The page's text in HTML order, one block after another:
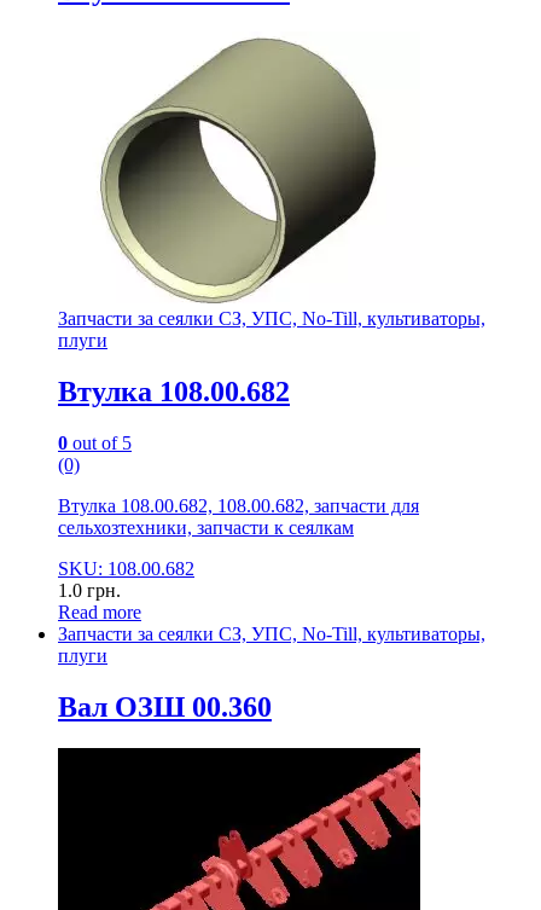
Запчасти за сеялки СЗ, УПС, No-Till, культиваторы,
плуги
Втулка 108.00.682
0 out of 5
(0)
Втулка 108.00.682, 108.00.682, запчасти для
сельхозтехники, запчасти к сеялкам
SKU: 108.00.682
1.0 грн.
Read more
Запчасти за сеялки СЗ, УПС, No-Till, культиваторы,
плуги
Вал ОЗШ 00.360